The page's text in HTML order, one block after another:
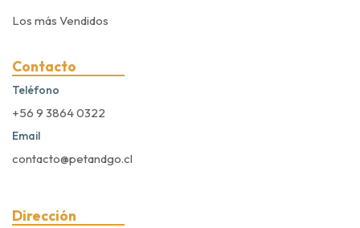
Los más Vendidos
Contacto
Teléfono
+56 9 3864 0322
Email
contacto@petandgo.cl
Dirección